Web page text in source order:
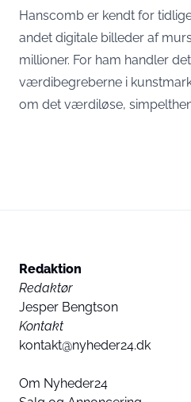
Hanscomb er kendt for
andet digitale billeder af
millioner. For ham handler
værdibegreberne i
om det værdiløse,
Redaktion
Redaktør
Jesper Bengtson
Kontakt
kontakt@nyheder24.dk
Om Nyheder24